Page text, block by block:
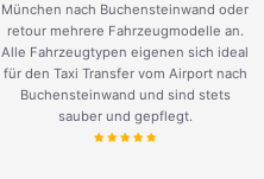
München nach Buchensteinwand oder
retour mehrere Fahrzeugmodelle an.
Alle Fahrzeugtypen eigenen sich ideal
für den Taxi Transfer vom Airport nach
Buchensteinwand und sind stets
sauber und gepflegt.